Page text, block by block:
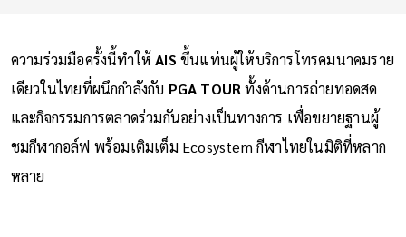
ความร่วมมือครั้งนี้ทำให้AIS ขึ้นแท่นผู้ให้บริการโทรคมนาคมราย
เดียวในไทยที่ผนึกกำลังกับ PGA TOUR ทั้งด้านการถ่ายทอดสด
และกิจกรรมการตลาดร่วมกันอย่างเป็นทางการ เพื่อขยายฐานผู้
ชมกีฬากอล์ฟ พร้อมเติมเต็ม Ecosystem กีฬาไทยในมิติที่หลาก
หลาย